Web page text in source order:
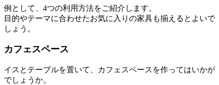
例として、4つの利用方法をご紹介します。
目的やテーマに合わせたお気に入りの家具も揃えるとよいで
しょう。
カフェスペース
イスとテーブルを置いて、カフェスペースを作ってはいかが
でしょうか。